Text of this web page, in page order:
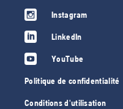
Instagram
LinkedIn
YouTube
Politique de confidentialité
Conditions d'utilisation